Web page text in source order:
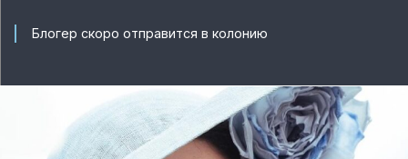
Блогер скоро отправится в колонию